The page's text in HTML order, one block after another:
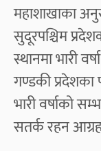
महाशाखाका
सुदूरपश्चिम
स्थानमा भारी
गण्डकी
भारी वर्षाको
सतर्क रहन